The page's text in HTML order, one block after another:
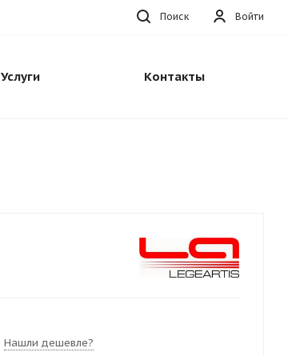
Войти
Поиск
Услуги Контакты
Нашли дешевле?